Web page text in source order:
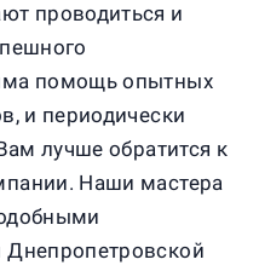
проводиться и
помощь опытных
и периодически
лучше обратится к
Наши мастера